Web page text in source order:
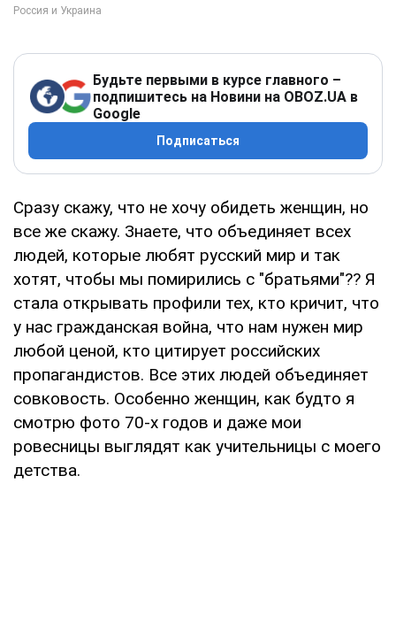
Будьте первыми в курсе главного –
подпишитесь на Новини на OBOZ.UA в
Google
Подписаться
Сразу скажу, что не хочу обидеть женщин, но
все же скажу. Знаете, что объединяет всех
людей, которые любят русский мир и так
хотят, чтобы мы помирились с "братьями"?? Я
стала открывать профили тех, кто кричит, что
у нас гражданская война, что нам нужен мир
любой ценой, кто цитирует российских
пропагандистов. Все этих людей объединяет
совковость. Особенно женщин, как будто я
смотрю фото 70-х годов и даже мои
ровесницы выглядят как учительницы с моего
детства.